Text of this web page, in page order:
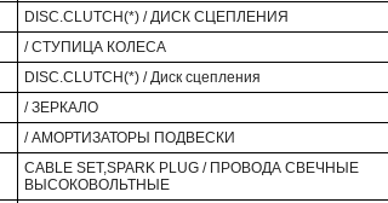
DISC.CLUTCH(*) / ДИСК СЦЕПЛЕНИЯ
/ СТУПИЦА КОЛЕСА
DISC.CLUTCH(*) / Диск сцепления
/ ЗЕРКАЛО
/ АМОРТИЗАТОРЫ ПОДВЕСКИ
CABLE SET,SPARK PLUG / ПРОВОДА СВЕЧНЫЕ
ВЫСОКОВОЛЬТНЫЕ